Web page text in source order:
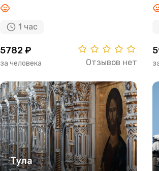
1 час
5782 ₽
за человека Отзывов нет
Тула